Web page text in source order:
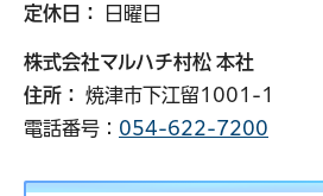
定休日：
日曜日
株式会社マルハチ村松 本社
住所：
焼津市下江留1001-1
電話番号： 054-622-7200